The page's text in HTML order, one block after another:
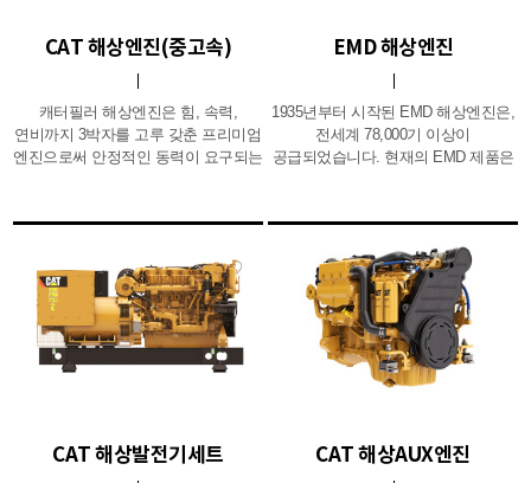
CAT 해상엔진(중고속)
캐터필러 해상엔진은 힘, 속력,
연비까지 3박자를 고루 갖춘 프리미엄
엔진으로써 안정적인 동력이 요구되는
추진기관은 세계 최고 성능을
이르기까지 다양한 출력의 제품
라인을 갖추고 있으며 뛰어난
내구성과 견고함으로 험한 우리나라
해상 여건에 적합하여 어선을 비롯해
군함, 경비정, 감시선, 여객선, 상선,
혜인은 제품 설계, 엔지니어링,
EMD 해상엔진
1935년부터 시작된 EMD 해상엔진은,
전세계 78,000기 이상이
공급되었습니다. 현재의 EMD 제품은
E23 모델(710 시리즈)은 우수한
엔진의 가속성과 반응성(idle상태에서
전속까지 10초 소요)을 제공하고,
간편한 정비가 가능합니다. 정비의
용이성을 바탕으로 한 유지관리비용의
만족을 고객에게 제공합니다.
CAT 해상발전기세트 CAT 해상AUX엔진